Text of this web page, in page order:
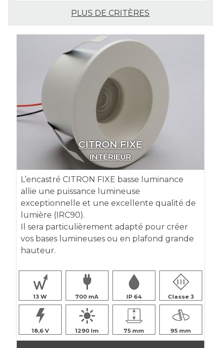
PLUS DE CRITÈRES
CITRON FIXE
INTÉRIEUR
L’encastré CITRON FIXE basse luminance
allie une puissance lumineuse
exceptionnelle et une excellente qualité de
lumière (IRC90).
Il sera particulièrement adapté pour créer
vos bases lumineuses ou en plafond grande
hauteur.
13 700 IP 64 Classe 3
18,6 1290 75 95